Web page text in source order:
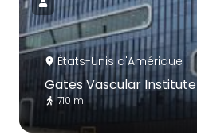
États-Unis d'Amérique
Gates Vascular Institute
710 m